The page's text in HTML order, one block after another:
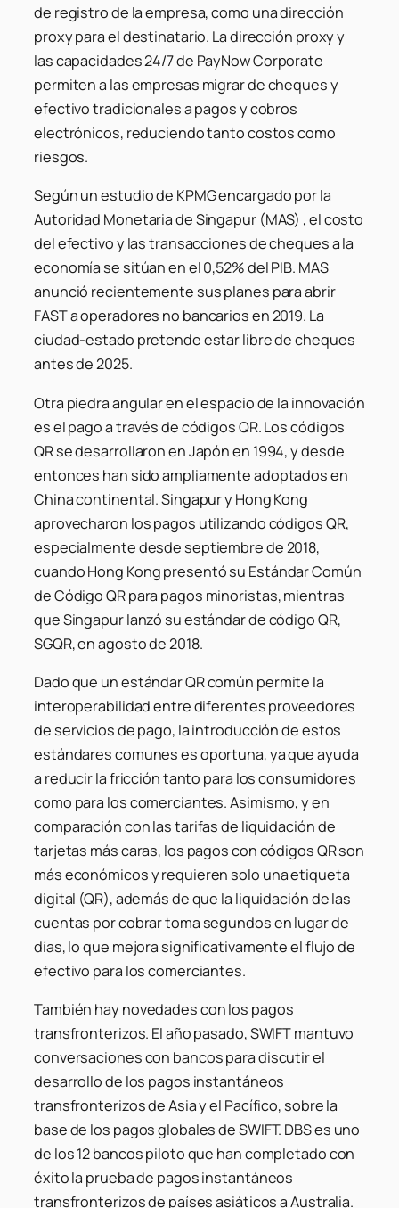
de registro de la empresa, como una dirección
proxy para el destinatario. La dirección proxy y
las capacidades 24/7 de PayNow Corporate
permiten a las empresas migrar de cheques y
efectivo tradicionales a pagos y cobros
electrónicos, reduciendo tanto costos como
riesgos.
Según un estudio de KPMG encargado por la
Autoridad Monetaria de Singapur (MAS) , el costo
del efectivo y las transacciones de cheques a la
economía se sitúan en el 0,52% del PIB. MAS
anunció recientemente sus planes para abrir
FAST a operadores no bancarios en 2019. La
ciudad-estado pretende estar libre de cheques
antes de 2025.
Otra piedra angular en el espacio de la innovación
es el pago a través de códigos QR. Los códigos
QR se desarrollaron en Japón en 1994, y desde
entonces han sido ampliamente adoptados en
China continental. Singapur y Hong Kong
aprovecharon los pagos utilizando códigos QR,
especialmente desde septiembre de 2018,
cuando Hong Kong presentó su Estándar Común
de Código QR para pagos minoristas, mientras
que Singapur lanzó su estándar de código QR,
SGQR, en agosto de 2018.
Dado que un estándar QR común permite la
interoperabilidad entre diferentes proveedores
de servicios de pago, la introducción de estos
estándares comunes es oportuna, ya que ayuda
a reducir la fricción tanto para los consumidores
como para los comerciantes. Asimismo, y en
comparación con las tarifas de liquidación de
tarjetas más caras, los pagos con códigos QR son
más económicos y requieren solo una etiqueta
digital (QR), además de que la liquidación de las
cuentas por cobrar toma segundos en lugar de
días, lo que mejora significativamente el flujo de
efectivo para los comerciantes.
También hay novedades con los pagos
transfronterizos. El año pasado, SWIFT mantuvo
conversaciones con bancos para discutir el
desarrollo de los pagos instantáneos
transfronterizos de Asia y el Pacífico, sobre la
base de los pagos globales de SWIFT. DBS es uno
de los 12 bancos piloto que han completado con
éxito la prueba de pagos instantáneos
transfronterizos de países asiáticos a Australia.